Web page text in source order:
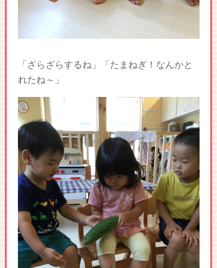
「ざらざらするね」「たまねぎ！なんかと
れたね～」